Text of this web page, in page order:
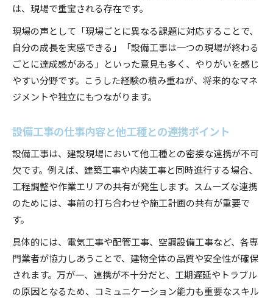
は、現場で重宝される存在です。
現場の声として「現場ごとに異なる課題に対応することで、
自分の成長を実感できる」「設備工事は一つの現場が終わる
ごとに達成感がある」といった意見も多く、やりがいを感じ
やすい分野です。こうした経験の積み重ねが、将来的なマネ
ジメントや独立にもつながります。
設備工事の仕事内容と他工種との連携ポイント
設備工事は、建設現場において他工種との密接な連携が不可
欠です。例えば、建築工事や内装工事と同時進行する場合、
工程調整や作業エリアの共有が発生します。スムーズな連携
のためには、事前の打ち合わせや施工計画の共有が重要で
す。
具体的には、電気工事や配管工事、空調設備工事など、各専
門業者が協力しあうことで、建物全体の品質や安全性が確保
されます。万が一、連携が不十分だと、工期遅延やトラブル
の原因となるため、コミュニケーション能力も重要なスキル